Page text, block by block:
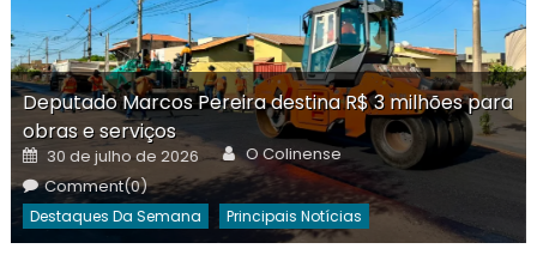
Deputado Marcos Pereira destina R$ 3 milhões para
obras e serviços
Posted
on
30 de julho de 2026 Author
O Colinense
Comment(0)
Destaques Da Semana Principais Notícias